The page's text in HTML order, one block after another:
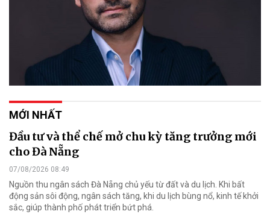
MỚI NHẤT
Đầu tư và thể chế mở chu kỳ tăng trưởng mới
cho Đà Nẵng
07/08/2026 08:49
Nguồn thu ngân sách Đà Nẵng chủ yếu từ đất và du lịch. Khi bất
động sản sôi động, ngân sách tăng, khi du lịch bùng nổ, kinh tế khởi
sắc, giúp thành phố phát triển bứt phá.